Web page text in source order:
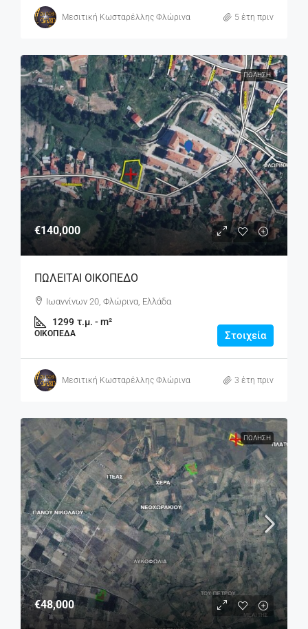
Μεσιτική Κωσταρέλλης Φλώρινα 5 έτη πριν
ΠΏΛΗΣΗ
€140,000
ΠΩΛΕΙΤΑΙ ΟΙΚΟΠΕΔΟ
Ιωαννίνων 20, Φλώρινα, Ελλάδα
1299 τ.μ. - m²
ΟΙΚΌΠΕΔΑ Στοιχεία
Μεσιτική Κωσταρέλλης Φλώρινα 3 έτη πριν
ΠΏΛΗΣΗ
€48,000